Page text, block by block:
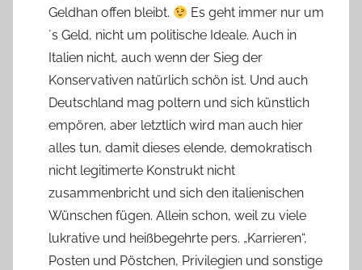
Geldhan offen bleibt.
Es geht immer nur um
´s Geld, nicht um politische Ideale. Auch in
Italien nicht, auch wenn der Sieg der
Konservativen natürlich schön ist. Und auch
Deutschland mag poltern und sich künstlich
empören, aber letztlich wird man auch hier
alles tun, damit dieses elende, demokratisch
nicht legitimerte Konstrukt nicht
zusammenbricht und sich den italienischen
Wünschen fügen. Allein schon, weil zu viele
lukrative und heißbegehrte pers. „Karrieren“,
Posten und Pöstchen, Privilegien und sonstige